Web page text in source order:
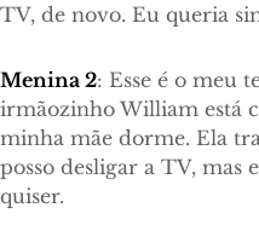
TV, de novo. Eu queria
Menina 2: Esse é o meu
irmãozinho William está
minha mãe dorme. Ela
posso desligar a TV, mas
quiser.